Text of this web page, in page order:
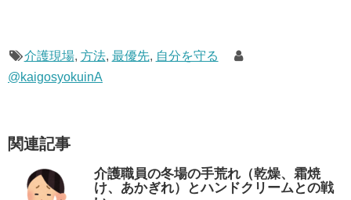
介護現場, 方法, 最優先, 自分を守る
@kaigosyokuinA
関連記事
介護職員の冬場の手荒れ（乾燥、霜焼
け、あかぎれ）とハンドクリームとの戦